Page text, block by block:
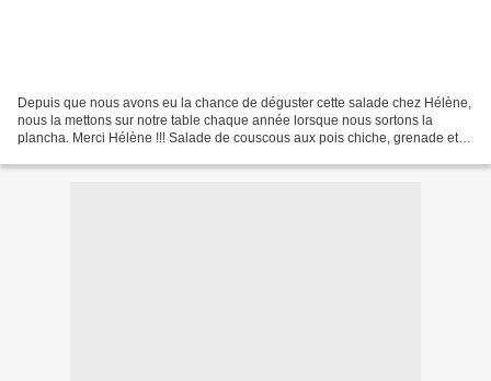
Depuis que nous avons eu la chance de déguster cette salade chez Hélène,
nous la mettons sur notre table chaque année lorsque nous sortons la
plancha. Merci Hélène !!! Salade de couscous aux pois chiche, grenade et